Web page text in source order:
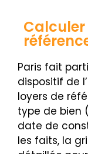
Paris fait
dispositif de
loyers de
type de bien
date de
les faits, la